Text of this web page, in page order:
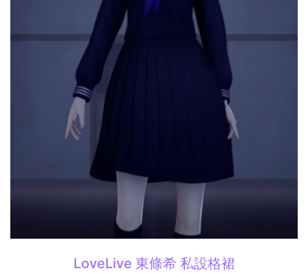
LoveLive 東條希 私設格裙